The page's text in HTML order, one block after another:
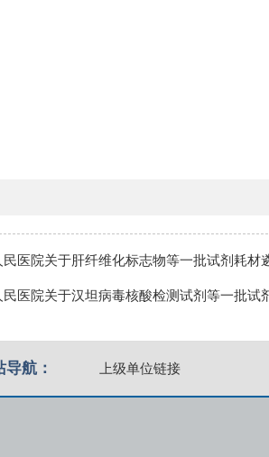
医院关于肝纤维化标志物等一批试剂耗材
医院关于汉坦病毒核酸检测试剂等一批试
导航： 上级单位链接